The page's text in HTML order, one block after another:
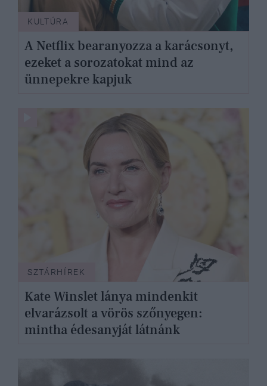
KULTÚRA
A Netflix bearanyozza a karácsonyt,
ezeket a sorozatokat mind az
ünnepekre kapjuk
SZTÁRHÍREK
Kate Winslet lánya mindenkit
elvarázsolt a vörös szőnyegen:
mintha édesanyját látnánk